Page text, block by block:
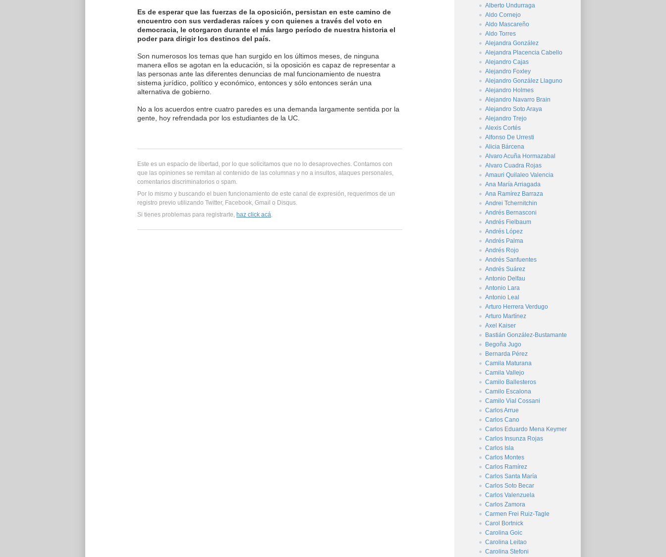
Es de esperar que las fuerzas de la oposición, persistan en este camino de
encuentro con sus verdaderas raíces y con quienes a través del voto en
democracia, le otorgaron durante el más largo período de nuestra historia el
poder para dirigir los destinos del país.
Son numerosos los temas que han surgido en los últimos meses, de ninguna
manera ellos se agotan en la educación, si la oposición es capaz de representar a
las personas ante las diferentes denuncias de mal funcionamiento de nuestra
sistema jurídico, político y económico, entonces y sólo entonces serán una
alternativa de gobierno.
No a los acuerdos entre cuatro paredes es una demanda largamente sentida por la
gente, hoy refrendada por los estudiantes de la UC.
Este es un espacio de libertad, por lo que solicitamos que no lo desaproveches. Contamos con
que las opiniones se remitan al contenido de las columnas y no a insultos, ataques personales,
comentarios discriminatorios o spam.
Por lo mismo y buscando el buen funcionamiento de este canal de expresión, requerimos de un
registro previo utilizando Twitter, Facebook, Gmail o Disqus.
Si tienes problemas para registrarte, haz click acá.
Alberto Undurraga
Aldo Cornejo
Aldo Mascareño
Aldo Torres
Alejandra González
Alejandra Placencia Cabello
Alejandro Cajas
Alejandro Foxley
Alejandro González Llaguno
Alejandro Holmes
Alejandro Navarro Brain
Alejandro Soto Araya
Alejandro Trejo
Alexis Cortés
Alfonso De Urresti
Alicia Bárcena
Alvaro Acuña Hormazabal
Alvaro Cuadra Rojas
Amauri Quilaleo Valencia
Ana María Arriagada
Ana Ramírez Barraza
Andrei Tchernitchin
Andrés Bernasconi
Andrés Fielbaum
Andrés López
Andrés Palma
Andrés Rojo
Andrés Sanfuentes
Andrés Suárez
Antonio Delfau
Antonio Lara
Antonio Leal
Arturo Herrera Verdugo
Arturo Martínez
Axel Kaiser
Bastián González-Bustamante
Begoña Jugo
Bernarda Pérez
Camila Maturana
Camila Vallejo
Camilo Ballesteros
Camilo Escalona
Camilo Vial Cossani
Carlos Arrue
Carlos Cano
Carlos Eduardo Mena Keymer
Carlos Insunza Rojas
Carlos Isla
Carlos Montes
Carlos Ramírez
Carlos Santa María
Carlos Soto Becar
Carlos Valenzuela
Carlos Zamora
Carmen Frei Ruiz-Tagle
Carol Bortnick
Carolina Goic
Carolina Leitao
Carolina Stefoni